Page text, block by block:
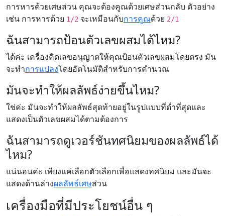
การหารด้วยเศษส่วน คุณจะต้องคูณด้วยเศษส่วนกลับ ตัวอย่าง
เช่น การหารด้วย 1/2 จะเหมือนกับการคูณด้วย 2/1
ฉันสามารถป้อนตัวเลขผสมได้ไหม?
ได้ค่ะ เครื่องคิดเลขอนุญาตให้คุณป้อนตัวเลขผสมโดยตรง มัน
จะทำการแปลงโดยอัตโนมัติสำหรับการคำนวณ
มันจะทำให้ผลลัพธ์ง่ายขึ้นไหม?
ใช่ค่ะ มันจะทำให้ผลลัพธ์สุดท้ายอยู่ในรูปแบบที่ต่ำที่สุดและ
แสดงเป็นตัวเลขผสมได้ตามต้องการ
ฉันสามารถดูเวอร์ชันทศนิยมของผลลัพธ์ได้
ไหม?
แน่นอนค่ะ เพียงแค่เลือกตัวเลือกเพื่อแสดงทศนิยม และมันจะ
แสดงด้านล่างผลลัพธ์เศษส่วน
เครื่องมือที่มีประโยชน์อื่น ๆ